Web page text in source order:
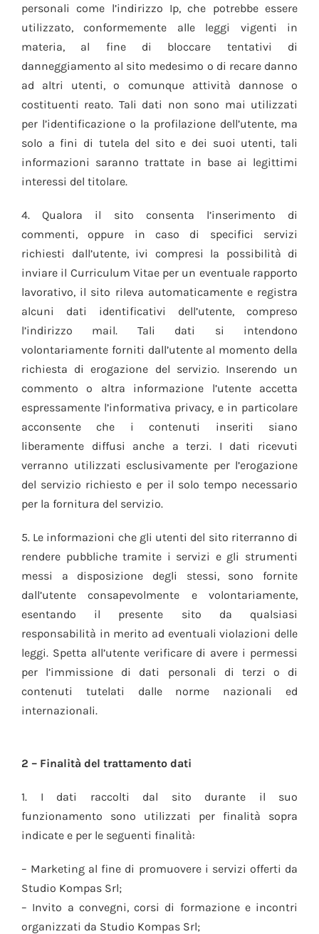
personali come l’indirizzo Ip, che potrebbe essere
utilizzato, conformemente alle leggi vigenti in
materia, al fine di bloccare tentativi di
danneggiamento al sito medesimo o di recare danno
ad altri utenti, o comunque attività dannose o
costituenti reato. Tali dati non sono mai utilizzati
per l’identificazione o la profilazione dell’utente, ma
solo a fini di tutela del sito e dei suoi utenti, tali
informazioni saranno trattate in base ai legittimi
interessi del titolare.
4. Qualora il sito consenta l’inserimento di
commenti, oppure in caso di specifici servizi
richiesti dall’utente, ivi compresi la possibilità di
inviare il Curriculum Vitae per un eventuale rapporto
lavorativo, il sito rileva automaticamente e registra
alcuni dati identificativi dell’utente, compreso
l’indirizzo mail. Tali dati si intendono
volontariamente forniti dall’utente al momento della
richiesta di erogazione del servizio. Inserendo un
commento o altra informazione l’utente accetta
espressamente l’informativa privacy, e in particolare
acconsente che i contenuti inseriti siano
liberamente diffusi anche a terzi. I dati ricevuti
verranno utilizzati esclusivamente per l’erogazione
del servizio richiesto e per il solo tempo necessario
per la fornitura del servizio.
5. Le informazioni che gli utenti del sito riterranno di
rendere pubbliche tramite i servizi e gli strumenti
messi a disposizione degli stessi, sono fornite
dall’utente consapevolmente e volontariamente,
esentando il presente sito da qualsiasi
responsabilità in merito ad eventuali violazioni delle
leggi. Spetta all’utente verificare di avere i permessi
per l’immissione di dati personali di terzi o di
contenuti tutelati dalle norme nazionali ed
internazionali.
2 – Finalità del trattamento dati
1. I dati raccolti dal sito durante il suo
funzionamento sono utilizzati per finalità sopra
indicate e per le seguenti finalità:
– Marketing al fine di promuovere i servizi offerti da
Studio Kompas Srl;
– Invito a convegni, corsi di formazione e incontri
organizzati da Studio Kompas Srl;